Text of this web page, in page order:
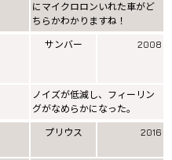
にマイクロロンいれた車がど
ちらかわかりますね！
サンバー 2008
ノイズが低減し、フィーリン
グがなめらかになった。
プリウス 2016